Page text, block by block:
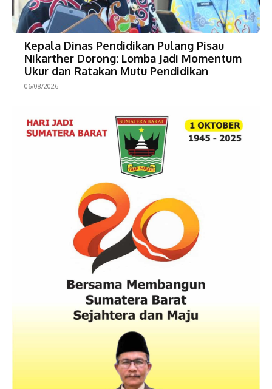
Kepala Dinas Pendidikan Pulang Pisau
Nikarther Dorong: Lomba Jadi Momentum
Ukur dan Ratakan Mutu Pendidikan
06/08/2026